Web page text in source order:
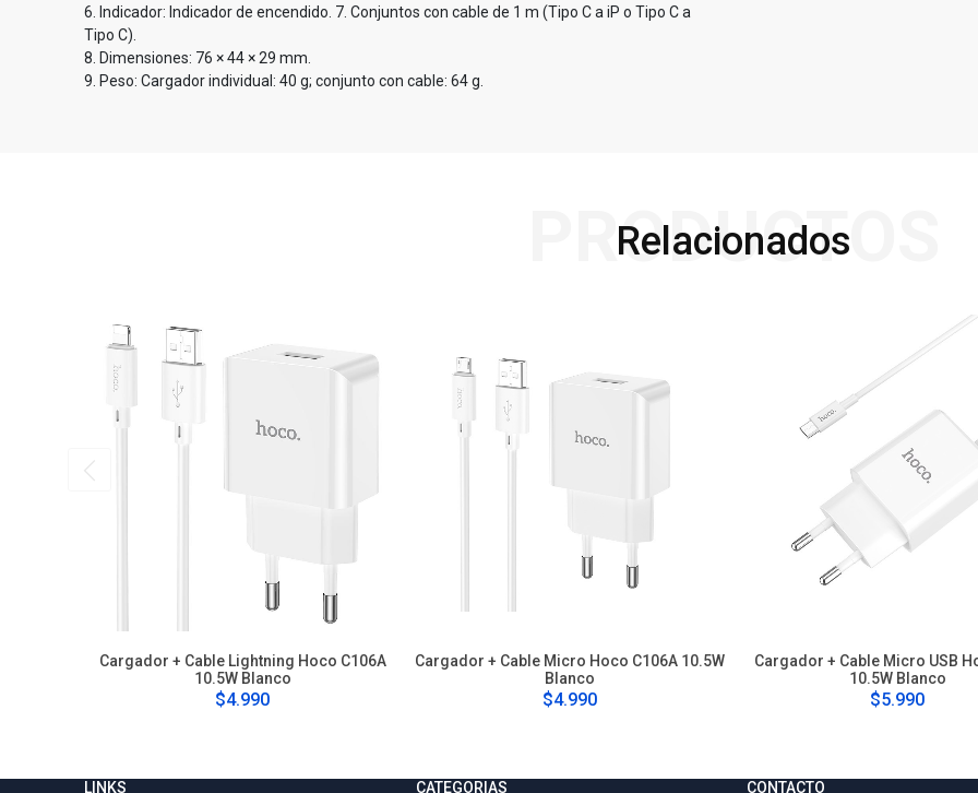
6. Indicador: Indicador de encendido. 7. Conjuntos con cable de 1 m (Tipo C a iP o Tipo C a
Tipo C).
8. Dimensiones: 76 × 44 × 29 mm.
9. Peso: Cargador individual: 40 g; conjunto con cable: 64 g.
Relacionados
PRODUCTOS
Cargador + Cable Lightning Hoco C106A
10.5W Blanco
$4.990
Cargador + Cable Micro Hoco C106A 10.5W
Blanco
$4.990
Cargador + Cable Micro USB
10.5W Blanco
$5.990
LINKS CATEGORIAS CONTACTO